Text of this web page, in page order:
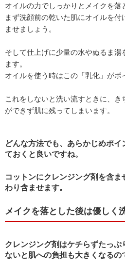
オイルの力でしっかりとメイクを落
まず洗顔前の乾いた肌にオイルを
ませましょう。
そして仕上げに少量の水やぬるま
ます。
オイルを使う時はこの「乳化」がポ
これをしないと洗い流すときに、き
ができず肌に残ってしまいます。
どんな方法でも、あらかじめポ
ておくと良いですね。
コットンにクレンジング剤を含
わり含ませます。
メイクを落とした後は優しく
クレンジング剤はケチらずたっ
ないと肌への負担も大きくなるの